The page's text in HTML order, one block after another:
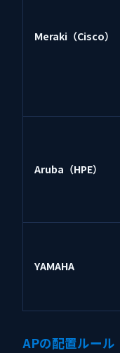
Meraki（Cisco）
Aruba（HPE）
YAMAHA
APの配置ルール